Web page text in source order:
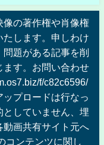
像の著作権や肖像権
します。申しわけ
題がある記事を削
ます。お問い合わせ
f/c82c6596/
プロードは行なっ
していません、埋
動画共有サイト元へ
コンテンツに関し